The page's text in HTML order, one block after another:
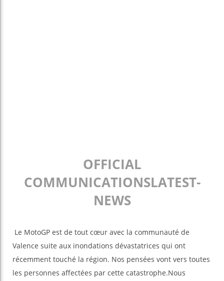
OFFICIAL
COMMUNICATIONSLATEST-
NEWS
Le MotoGP est de tout cœur avec la communauté de
Valence suite aux inondations dévastatrices qui ont
récemment touché la région. Nos pensées vont vers toutes
les personnes affectées par cette catastrophe.Nous